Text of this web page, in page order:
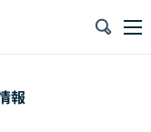
報